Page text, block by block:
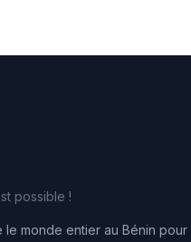
possible !
le monde entier au Bénin pour